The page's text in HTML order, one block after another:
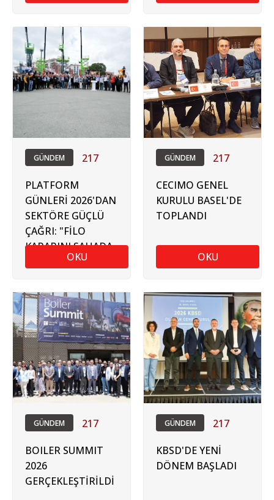
GÜNDEM 217
PLATFORM
GÜNLERİ 2026'DAN
SEKTÖRE GÜÇLÜ
ÇAĞRI: "FİLO
KARARINI SAHADA
OKU
GÜNDEM 217
CECIMO GENEL
KURULU BASEL'DE
TOPLANDI
OKU
GÜNDEM 217
BOILER SUMMIT
2026
GERÇEKLEŞTİRİLDİ
GÜNDEM 217
KBSD'DE YENİ
DÖNEM BAŞLADI